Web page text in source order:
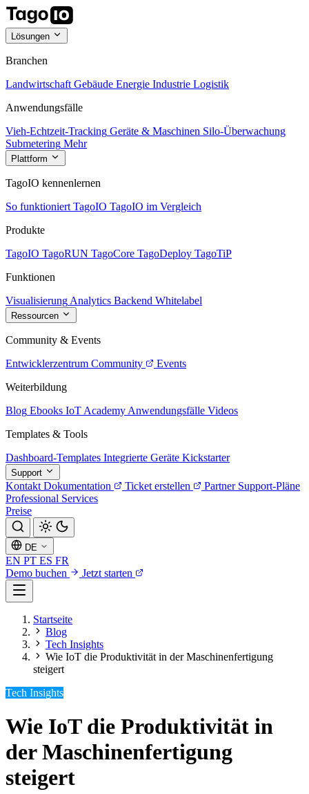
Lösungen
Branchen
Landwirtschaft Gebäude Energie Industrie Logistik
Anwendungsfälle
Vieh-Echtzeit-Tracking Geräte & Maschinen Silo-Überwachung
Submetering Mehr
Plattform
TagoIO kennenlernen
So funktioniert TagoIO TagoIO im Vergleich
Produkte
TagoIO TagoRUN TagoCore TagoDeploy TagoTiP
Funktionen
Visualisierung Analytics Backend Whitelabel
Ressourcen
Community & Events
Entwicklerzentrum Community
Events
Weiterbildung
Blog Ebooks IoT Academy Anwendungsfälle Videos
Templates & Tools
Dashboard-Templates Integrierte Geräte Kickstarter
Support
Kontakt Dokumentation Ticket erstellen Partner Support-Pläne
Professional Services
Preise
DE
EN PT ES FR
Demo buchen
Jetzt starten
Startseite
Blog
Tech Insights
Wie IoT die Produktivität in der Maschinenfertigung
steigert
Tech Insights
Wie IoT die Produktivität in
der Maschinenfertigung
steigert